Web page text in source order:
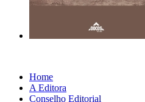
Home
A Editora
Conselho Editorial